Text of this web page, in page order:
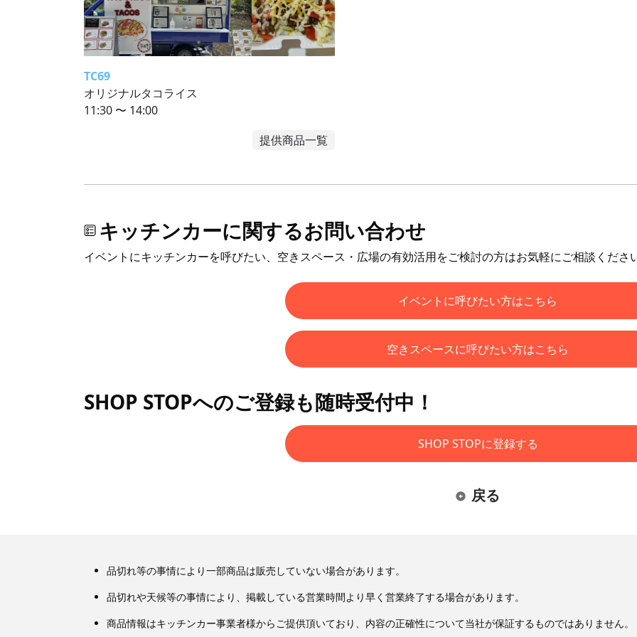
TC69
オリジナルタコライス
11:30 〜 14:00
提供商品一覧
キッチンカーに関するお問い合わせ
イベントにキッチンカーを呼びたい、空きスペース・広場の有効活用をご検討の方はお気軽にご相談くださ
イベントに呼びたい方はこちら
空きスペースに呼びたい方はこちら
SHOP STOPへのご登録も随時受付中！
SHOP STOPに登録する
戻る
品切れ等の事情により一部商品は販売していない場合があります。
品切れや天候等の事情により、掲載している営業時間より早く営業終了する場合があります。
商品情報はキッチンカー事業者様からご提供頂いており、内容の正確性について当社が保証するものではありません。